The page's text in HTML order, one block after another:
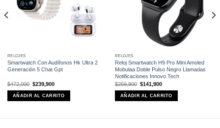
RELOJES
Smartwatch Con Audífonos Hk Ultra 2
Generación 5 Chat Gpt
$472,000 El
precio
original
era:
$472,000.
$239,900El
actual
es:
$239,900.
AÑADIR AL CARRITO
RELOJES
Reloj Smartwatch H9 Pro Mini Amoled
Mobulaa Doble Pulso Negro Llamadas
Notificaciones Innovo Tech
$259,900 El
precio
original
era:
$259,900.
$141,900El
actual
es:
$141,900.
AÑADIR AL CARRITO